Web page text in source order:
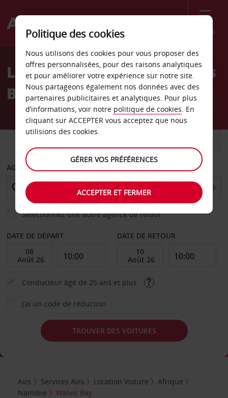
Menu
Welcome
AvisLocation de voiture Walvis
Bay
AGENCE DE DÉPART
Sélectionnez une autre agence de retour
DATE DE DÉPART DATE DE RETOUR
Conducteur âgé de 25 ans et plus
J’ai un code de réduction
TROUVER DES VOITURES
Avis Services Avis Location Voiture
Afrique
Namibie
Walvis Bay
Politique des cookies
Nous utilisons des cookies pour vous proposer des
offres personnalisées, pour des raisons analytiques
et pour améliorer votre expérience sur notre site.
Nous partageons également nos données avec des
partenaires publicitaires et analytiques. Pour plus
d’informations, voir notre politique de cookies. En
cliquant sur ACCEPTER vous acceptez que nous
utilisions des cookies.
GÉRER VOS PRÉFÉRENCES
ACCEPTER ET FERMER